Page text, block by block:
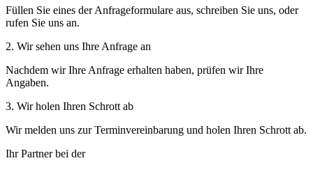
Füllen Sie eines der Anfrageformulare aus, schreiben Sie uns, oder
rufen Sie uns an.
2. Wir sehen uns Ihre Anfrage an
Nachdem wir Ihre Anfrage erhalten haben, prüfen wir Ihre
Angaben.
3. Wir holen Ihren Schrott ab
Wir melden uns zur Terminvereinbarung und holen Ihren Schrott ab.
Ihr Partner bei der